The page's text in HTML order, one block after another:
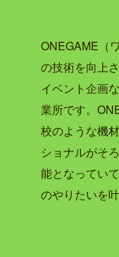
ONEGAME（
の技術を向上
イベント企画
業所です。
校のような機
ショナルがそ
能となってい
のやりたいを